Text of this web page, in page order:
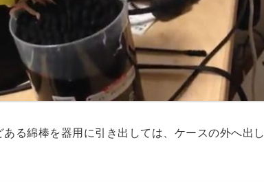
る綿棒を器用に引き出しては、ケースの外へ出し